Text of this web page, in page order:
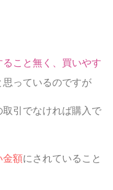
ること無く、買いやす
思っているのですが
引でなければ購入で
金額にされていること